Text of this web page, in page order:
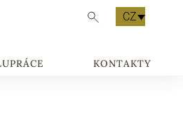
CZ
KONTAKTY